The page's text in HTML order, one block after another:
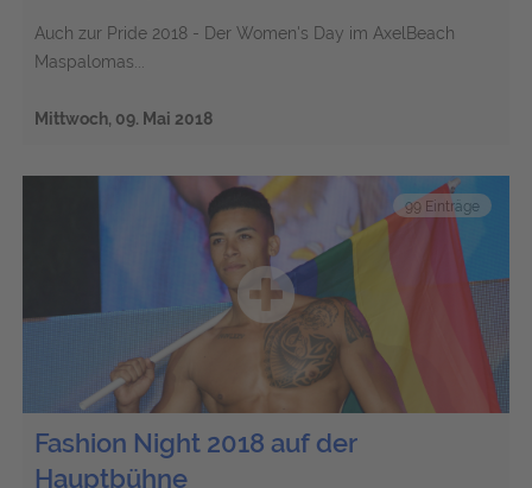
Auch zur Pride 2018 - Der Women's Day im AxelBeach
Maspalomas...
Mittwoch, 09. Mai 2018
99 Einträge
Fashion Night 2018 auf der
Hauptbühne